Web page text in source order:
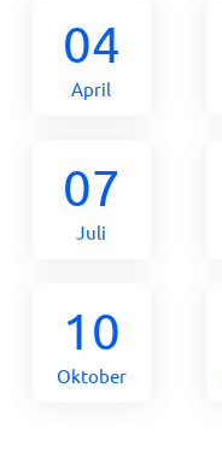
04
April
07
Juli
10
Oktober